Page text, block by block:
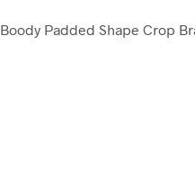
. Boody Padded Shape Crop